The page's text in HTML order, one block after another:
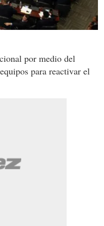
por medio del
para reactivar el